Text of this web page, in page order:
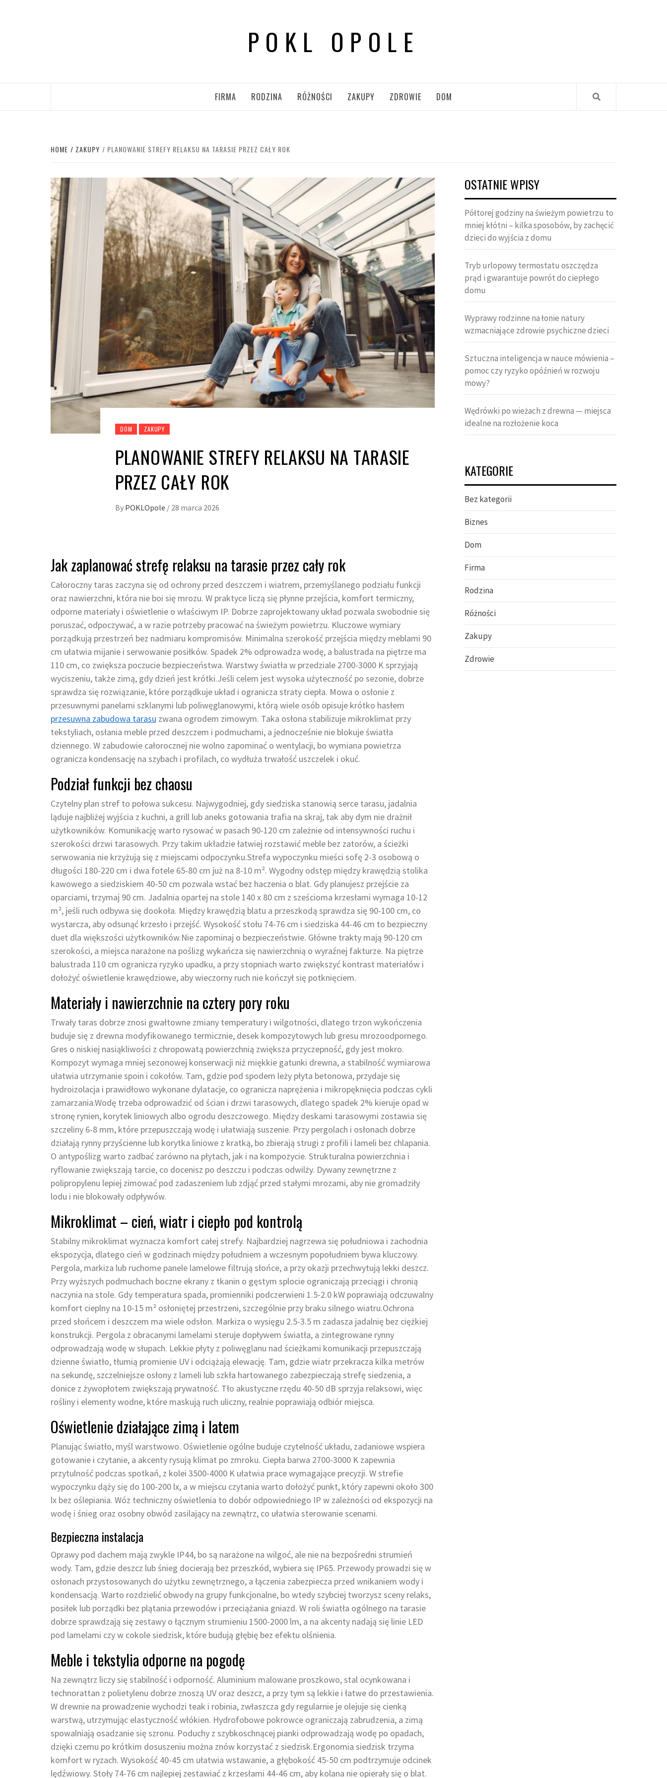
POKL OPOLE
FIRMA RODZINA RÓŻNOŚCI ZAKUPY ZDROWIE DOM
HOME ZAKUPY PLANOWANIE STREFY RELAKSU NA TARASIE PRZEZ CAŁY ROK
DOM ZAKUPY
PLANOWANIE STREFY RELAKSU NA TARASIE
PRZEZ CAŁY ROK
By POKLOpole / 28 marca 2026
Jak zaplanować strefę relaksu na tarasie przez cały rok
Całoroczny taras zaczyna się od ochrony przed deszczem i wiatrem, przemyślanego podziału funkcji
oraz nawierzchni, która nie boi się mrozu. W praktyce liczą się płynne przejścia, komfort termiczny,
odporne materiały i oświetlenie o właściwym IP. Dobrze zaprojektowany układ pozwala swobodnie się
poruszać, odpoczywać, a w razie potrzeby pracować na świeżym powietrzu. Kluczowe wymiary
porządkują przestrzeń bez nadmiaru kompromisów. Minimalna szerokość przejścia między meblami 90
cm ułatwia mijanie i serwowanie posiłków. Spadek 2% odprowadza wodę, a balustrada na piętrze ma
110 cm, co zwiększa poczucie bezpieczeństwa. Warstwy światła w przedziale 2700-3000 K sprzyjają
wyciszeniu, także zimą, gdy dzień jest krótki.Jeśli celem jest wysoka użyteczność po sezonie, dobrze
sprawdza się rozwiązanie, które porządkuje układ i ogranicza straty ciepła. Mowa o osłonie z
przesuwnymi panelami szklanymi lub poliwęglanowymi, którą wiele osób opisuje krótko hasłem
przesuwna zabudowa tarasu zwana ogrodem zimowym. Taka osłona stabilizuje mikroklimat przy
tekstyliach, osłania meble przed deszczem i podmuchami, a jednocześnie nie blokuje światła
dziennego. W zabudowie całorocznej nie wolno zapominać o wentylacji, bo wymiana powietrza
ogranicza kondensację na szybach i profilach, co wydłuża trwałość uszczelek i okuć.
Podział funkcji bez chaosu
Czytelny plan stref to połowa sukcesu. Najwygodniej, gdy siedziska stanowią serce tarasu, jadalnia
ląduje najbliżej wyjścia z kuchni, a grill lub aneks gotowania trafia na skraj, tak aby dym nie drażnił
użytkowników. Komunikację warto rysować w pasach 90-120 cm zależnie od intensywności ruchu i
szerokości drzwi tarasowych. Przy takim układzie łatwiej rozstawić meble bez zatorów, a ścieżki
serwowania nie krzyżują się z miejscami odpoczynku.Strefa wypoczynku mieści sofę 2-3 osobową o
długości 180-220 cm i dwa fotele 65-80 cm już na 8-10 m². Wygodny odstęp między krawędzią stolika
kawowego a siedziskiem 40-50 cm pozwala wstać bez haczenia o blat. Gdy planujesz przejście za
oparciami, trzymaj 90 cm. Jadalnia opartej na stole 140 x 80 cm z sześcioma krzesłami wymaga 10-12
m², jeśli ruch odbywa się dookoła. Między krawędzią blatu a przeszkodą sprawdza się 90-100 cm, co
wystarcza, aby odsunąć krzesło i przejść. Wysokość stołu 74-76 cm i siedziska 44-46 cm to bezpieczny
duet dla większości użytkowników.Nie zapominaj o bezpieczeństwie. Główne trakty mają 90-120 cm
szerokości, a miejsca narażone na poślizg wykańcza się nawierzchnią o wyraźnej fakturze. Na piętrze
balustrada 110 cm ogranicza ryzyko upadku, a przy stopniach warto zwiększyć kontrast materiałów i
dołożyć oświetlenie krawędziowe, aby wieczorny ruch nie kończył się potknięciem.
Materiały i nawierzchnie na cztery pory roku
Trwały taras dobrze znosi gwałtowne zmiany temperatury i wilgotności, dlatego trzon wykończenia
buduje się z drewna modyfikowanego termicznie, desek kompozytowych lub gresu mrozoodpornego.
Gres o niskiej nasiąkliwości z chropowatą powierzchnią zwiększa przyczepność, gdy jest mokro.
Kompozyt wymaga mniej sezonowej konserwacji niż miękkie gatunki drewna, a stabilność wymiarowa
ułatwia utrzymanie spoin i cokołów. Tam, gdzie pod spodem leży płyta betonowa, przydaje się
hydroizolacja i prawidłowo wykonane dylatacje, co ogranicza naprężenia i mikropęknięcia podczas cykli
zamarzania.Wodę trzeba odprowadzić od ścian i drzwi tarasowych, dlatego spadek 2% kieruje opad w
stronę rynien, korytek liniowych albo ogrodu deszczowego. Między deskami tarasowymi zostawia się
szczeliny 6-8 mm, które przepuszczają wodę i ułatwiają suszenie. Przy pergolach i osłonach dobrze
działają rynny przyścienne lub korytka liniowe z kratką, bo zbierają strugi z profili i lameli bez chlapania.
O antypoślizg warto zadbać zarówno na płytach, jak i na kompozycie. Strukturalna powierzchnia i
ryflowanie zwiększają tarcie, co docenisz po deszczu i podczas odwilży. Dywany zewnętrzne z
polipropylenu lepiej zimować pod zadaszeniem lub zdjąć przed stałymi mrozami, aby nie gromadziły
lodu i nie blokowały odpływów.
Mikroklimat – cień, wiatr i ciepło pod kontrolą
Stabilny mikroklimat wyznacza komfort całej strefy. Najbardziej nagrzewa się południowa i zachodnia
ekspozycja, dlatego cień w godzinach między południem a wczesnym popołudniem bywa kluczowy.
Pergola, markiza lub ruchome panele lamelowe filtrują słońce, a przy okazji przechwytują lekki deszcz.
Przy wyższych podmuchach boczne ekrany z tkanin o gęstym splocie ograniczają przeciągi i chronią
naczynia na stole. Gdy temperatura spada, promienniki podczerwieni 1.5-2.0 kW poprawiają odczuwalny
komfort cieplny na 10-15 m² osłoniętej przestrzeni, szczególnie przy braku silnego wiatru.Ochrona
przed słońcem i deszczem ma wiele odsłon. Markiza o wysięgu 2.5-3.5 m zadasza jadalnię bez ciężkiej
konstrukcji. Pergola z obracanymi lamelami steruje dopływem światła, a zintegrowane rynny
odprowadzają wodę w słupach. Lekkie płyty z poliwęglanu nad ścieżkami komunikacji przepuszczają
dzienne światło, tłumią promienie UV i odciążają elewację. Tam, gdzie wiatr przekracza kilka metrów
na sekundę, szczelniejsze osłony z lameli lub szkła hartowanego zabezpieczają strefę siedzenia, a
donice z żywopłotem zwiększają prywatność. Tło akustyczne rzędu 40-50 dB sprzyja relaksowi, więc
rośliny i elementy wodne, które maskują ruch uliczny, realnie poprawiają odbiór miejsca.
Oświetlenie działające zimą i latem
Planując światło, myśl warstwowo. Oświetlenie ogólne buduje czytelność układu, zadaniowe wspiera
gotowanie i czytanie, a akcenty rysują klimat po zmroku. Ciepła barwa 2700-3000 K zapewnia
przytulność podczas spotkań, z kolei 3500-4000 K ułatwia prace wymagające precyzji. W strefie
wypoczynku dąży się do 100-200 lx, a w miejscu czytania warto dołożyć punkt, który zapewni około 300
lx bez oślepiania. Wóz techniczny oświetlenia to dobór odpowiedniego IP w zależności od ekspozycji na
wodę i śnieg oraz osobny obwód zasilający na zewnątrz, co ułatwia sterowanie scenami.
Bezpieczna instalacja
Oprawy pod dachem mają zwykle IP44, bo są narażone na wilgoć, ale nie na bezpośredni strumień
wody. Tam, gdzie deszcz lub śnieg docierają bez przeszkód, wybiera się IP65. Przewody prowadzi się w
osłonach przystosowanych do użytku zewnętrznego, a łączenia zabezpiecza przed wnikaniem wody i
kondensacją. Warto rozdzielić obwody na grupy funkcjonalne, bo wtedy szybciej tworzysz sceny relaks,
posiłek lub porządki bez plątania przewodów i przeciążania gniazd. W roli światła ogólnego na tarasie
dobrze sprawdzają się zestawy o łącznym strumieniu 1500-2000 lm, a na akcenty nadają się linie LED
pod lamelami czy w cokole siedzisk, które budują głębię bez efektu olśnienia.
Meble i tekstylia odporne na pogodę
Na zewnątrz liczy się stabilność i odporność. Aluminium malowane proszkowo, stal ocynkowana i
technorattan z polietylenu dobrze znoszą UV oraz deszcz, a przy tym są lekkie i łatwe do przestawienia.
W drewnie na prowadzenie wychodzi teak i robinia, zwłaszcza gdy regularnie je olejuje się cienką
warstwą, utrzymując elastyczność włókien. Hydrofo­bowe pokrowce ograniczają zabrudzenia, a zimą
spowalniają osadzanie się szronu. Poduchy z szybkoschnącej pianki odprowadzają wodę po opadach,
dzięki czemu po krótkim dosuszeniu można znów korzystać z siedzisk.Ergonomia siedzisk trzyma
komfort w ryzach. Wysokość 40-45 cm ułatwia wstawanie, a głębokość 45-50 cm podtrzymuje odcinek
lędźwiowy. Stoły 74-76 cm najlepiej zestawiać z krzesłami 44-46 cm, aby kolana nie opierały się o blat.
OSTATNIE WPISY
Półtorej godziny na świeżym powietrzu to
mniej kłótni – kilka sposobów, by zachęcić
dzieci do wyjścia z domu
Tryb urlopowy termostatu oszczędza
prąd i gwarantuje powrót do ciepłego
domu
Wyprawy rodzinne na łonie natury
wzmacniające zdrowie psychiczne dzieci
Sztuczna inteligencja w nauce mówienia –
pomoc czy ryzyko opóźnień w rozwoju
mowy?
Wędrówki po wieżach z drewna — miejsca
idealne na rozłożenie koca
KATEGORIE
Bez kategorii
Biznes
Dom
Firma
Rodzina
Różności
Zakupy
Zdrowie